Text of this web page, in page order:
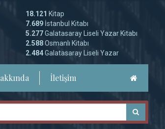
18.121 Kitap
7.689 İstanbul Kitabı
5.277Galatasaray Liseli Yazar Kitabı
2.588Osmanlı Kitabı
2.484Galatasaray Liseli Yazar
İletişim